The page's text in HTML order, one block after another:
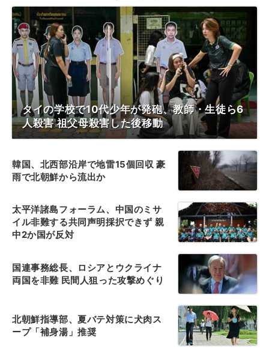
タイの学校で10代少年が発砲、教師・生徒ら6
人殺害 祖父母殺害した後移動
韓国、北西部沿岸で地雷15個回収 豪
雨で北朝鮮から流出か
太平洋諸島フォーラム、中国のミサ
イル非難する共同声明採択できず 親
中2か国が反対
国連事務総長、ロシアとウクライナ
両国を非難 民間人狙った攻撃めぐり
北朝鮮指導部、夏バテ対策に犬肉ス
ープ「補身湯」推奨